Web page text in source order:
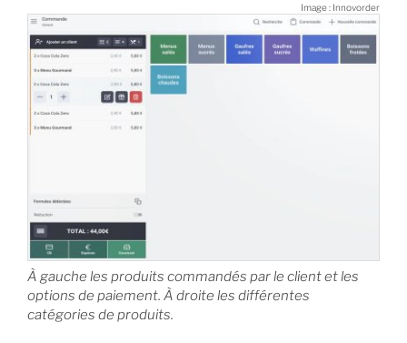
Image : Innovorder
À gauche les produits commandés par le client et les
options de paiement. À droite les différentes
catégories de produits.